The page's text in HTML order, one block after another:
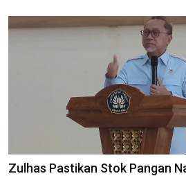
Zulhas Pastikan Stok Pangan